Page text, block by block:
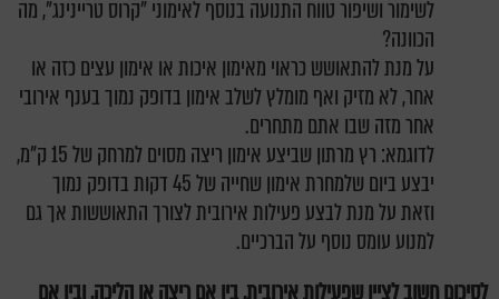
לשימור ושיפור טווח התנועה בנוסף לאימוני "קרוס טריינינג", מה
הכוונה?
על מנת להתאושש כראוי מאימון איכות או אימון עצים כזה או
אחר, לא מזיק ואף מומלץ לשלב אימון בדופק נמוך בענף אירובי
אחר מזה שבו אתם מתחרים.
לדוגמא: רץ מרתון שביצע אימון ריצה מסוים למרחק של 15 ק"מ,
יבצע ביום שלמחרת אימון שחייה של 45 דקות בדופק נמוך
וזאת על מנת לבצע פעילות אירובית לצורך התאוששות אך גם
למנוע עומס נוסף על הברכיים.